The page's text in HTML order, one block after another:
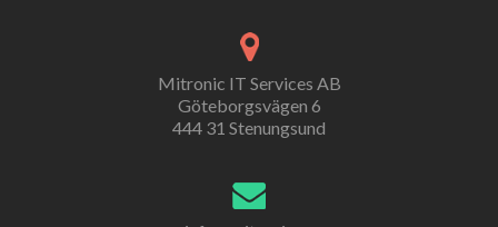
Mitronic IT Services AB
Göteborgsvägen 6
444 31 Stenungsund